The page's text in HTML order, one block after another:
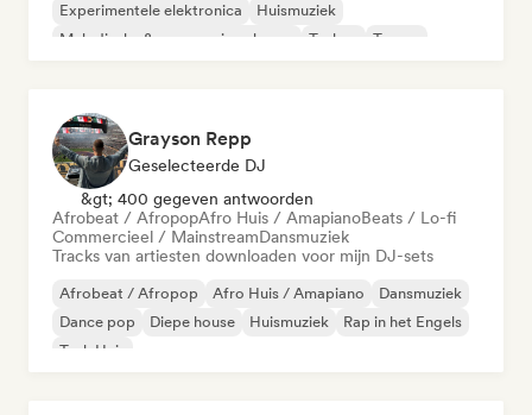
Experimentele elektronica
Huismuziek
Melodische & progressieve house
Techno Trance
Grayson Repp
Geselecteerde DJ
&gt; 400 gegeven antwoorden
Afrobeat / AfropopAfro Huis / AmapianoBeats / Lo-fi
Commercieel / MainstreamDansmuziek
Tracks van artiesten downloaden voor mijn DJ-sets
Afrobeat / Afropop Afro Huis / Amapiano
Dansmuziek
Dance pop
Diepe house Huismuziek
Rap in het Engels
Tech Huis